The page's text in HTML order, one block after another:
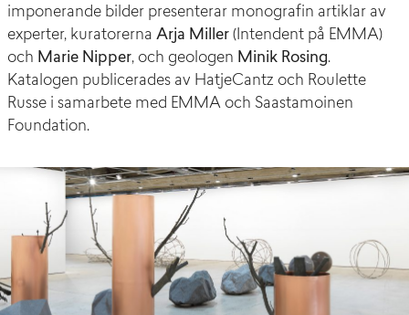
imponerande bilder presenterar monografin artiklar av
experter, kuratorerna Arja Miller (Intendent på EMMA)
och Marie Nipper, och geologen Minik Rosing.
Katalogen publicerades av HatjeCantz och Roulette
Russe i samarbete med EMMA och Saastamoinen
Foundation.